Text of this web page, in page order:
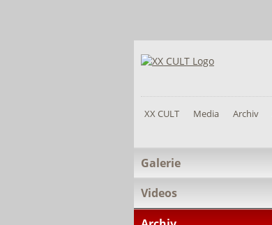
XX CULT Media Archiv
Navigation
überspringen
Galerie
Videos